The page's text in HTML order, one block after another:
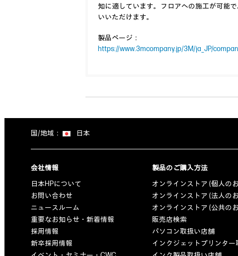
知に適しています。フロアへの施工が可能
いいただけます。
製品ページ：
https://www.3mcompany.jp/3M/ja_JP/
国/地域： 日本
会社情報
日本HPについて
お問い合わせ
ニュースルーム
重要なお知らせ・新着情報
採用情報
新卒採用情報
製品のご購入方法
オンラインストア (個人の
オンラインストア (法人の
オンラインストア (公共の
販売店検索
パソコン取扱い店舗
インクジェットプリンター